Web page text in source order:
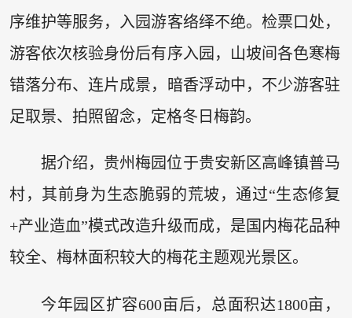
序维护等服务，入园游客络绎不绝。检票口处，
游客依次核验身份后有序入园，山坡间各色寒梅
错落分布、连片成景，暗香浮动中，不少游客驻
足取景、拍照留念，定格冬日梅韵。
据介绍，贵州梅园位于贵安新区高峰镇普马
村，其前身为生态脆弱的荒坡，通过“生态修复
+产业造血”模式改造升级而成，是国内梅花品种
较全、梅林面积较大的梅花主题观光景区。
今年园区扩容600亩后，总面积达1800亩，